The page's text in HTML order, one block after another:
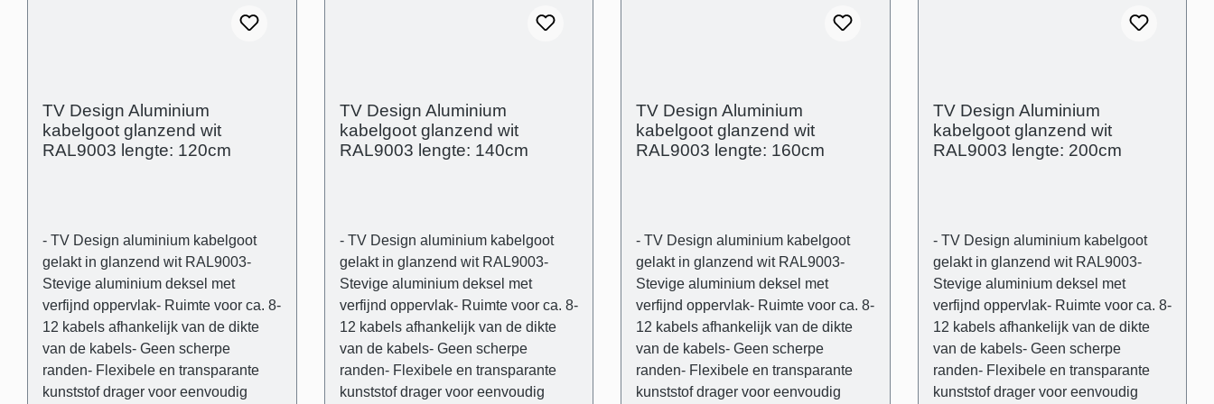
drager- Buitenafmetingen: (B): 80
mm (H) 21 mm - Binnenafmetingen
drager- Buitenafmetingen: (B): 80
mm (H) 21 mm - Binnenafmetingen
drager- Buitenafmetingen: (B): 80
mm (H) 21 mm - Binnenafmetingen
drager- Buitenafmetingen: (B): 80
mm (H) 21 mm - Binnenafmetingen
TV Design Aluminium
kabelgoot glanzend wit
RAL9003 lengte: 120cm
- TV Design aluminium kabelgoot
gelakt in glanzend wit RAL9003-
Stevige aluminium deksel met
verfijnd oppervlak- Ruimte voor ca. 8-
12 kabels afhankelijk van de dikte
van de kabels- Geen scherpe
randen- Flexibele en transparante
kunststof drager voor eenvoudig
TV Design Aluminium
kabelgoot glanzend wit
RAL9003 lengte: 140cm
- TV Design aluminium kabelgoot
gelakt in glanzend wit RAL9003-
Stevige aluminium deksel met
verfijnd oppervlak- Ruimte voor ca. 8-
12 kabels afhankelijk van de dikte
van de kabels- Geen scherpe
randen- Flexibele en transparante
kunststof drager voor eenvoudig
TV Design Aluminium
kabelgoot glanzend wit
RAL9003 lengte: 160cm
- TV Design aluminium kabelgoot
gelakt in glanzend wit RAL9003-
Stevige aluminium deksel met
verfijnd oppervlak- Ruimte voor ca. 8-
12 kabels afhankelijk van de dikte
van de kabels- Geen scherpe
randen- Flexibele en transparante
kunststof drager voor eenvoudig
TV Design Aluminium
kabelgoot glanzend wit
RAL9003 lengte: 200cm
- TV Design aluminium kabelgoot
gelakt in glanzend wit RAL9003-
Stevige aluminium deksel met
verfijnd oppervlak- Ruimte voor ca. 8-
12 kabels afhankelijk van de dikte
van de kabels- Geen scherpe
randen- Flexibele en transparante
kunststof drager voor eenvoudig